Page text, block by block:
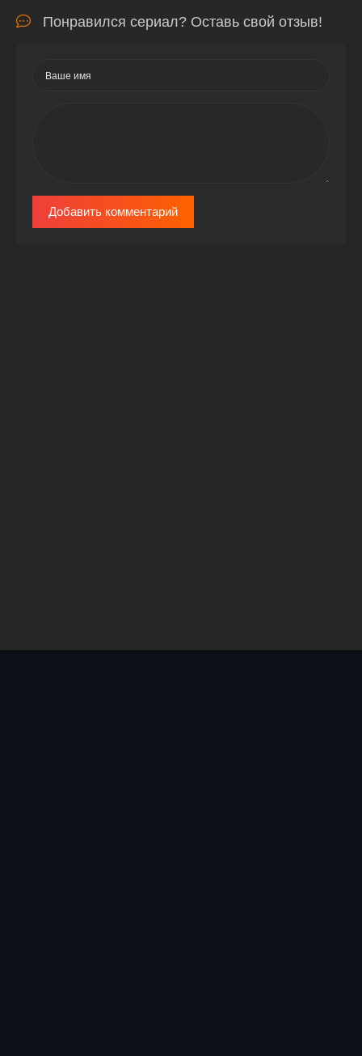
Понравился сериал? Оставь свой отзыв!
Добавить комментарий